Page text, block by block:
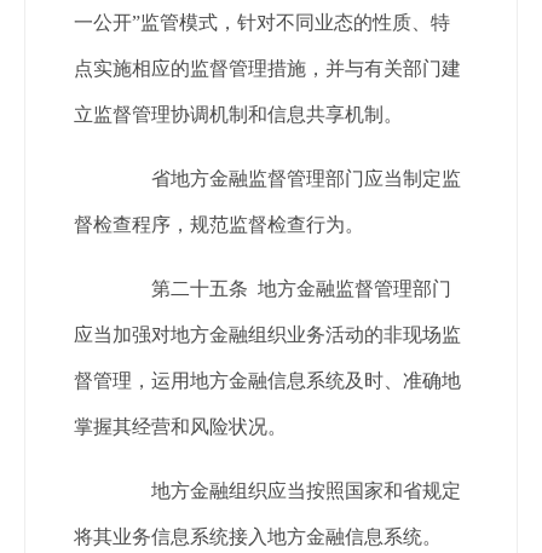
一公开”监管模式，针对不同业态的性质、特
点实施相应的监督管理措施，并与有关部门建
立监督管理协调机制和信息共享机制。
省地方金融监督管理部门应当制定监
督检查程序，规范监督检查行为。
第二十五条 地方金融监督管理部门
应当加强对地方金融组织业务活动的非现场监
督管理，运用地方金融信息系统及时、准确地
掌握其经营和风险状况。
地方金融组织应当按照国家和省规定
将其业务信息系统接入地方金融信息系统。